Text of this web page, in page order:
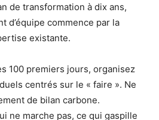
de transformation à dix ans,
d’équipe commence par la
existante.
100 premiers jours, organisez
centrés sur le « faire ». Ne
de bilan carbone.
ne marche pas, ce qui gaspille